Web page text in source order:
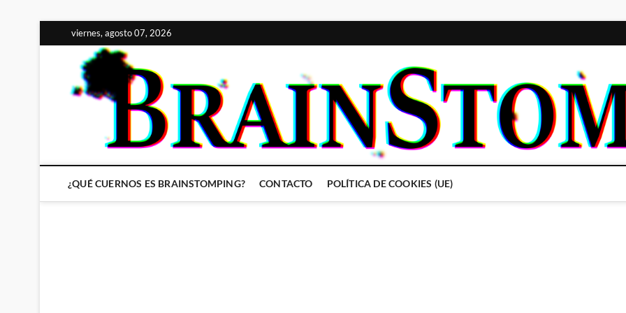
al
contenido
viernes, agosto 07, 2026
¿QUÉ CUERNOS ES BRAINSTOMPING? CONTACTO POLÍTICA DE COOKIES (UE)